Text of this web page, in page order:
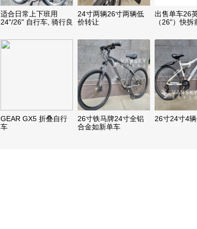
适合日常上下班用
24"/26" 自行车, 骑行良
24寸两辆26寸两辆低
价转让
出售单车26
（26"）快拆
GEAR GX5 折叠自行
车
26寸铁马牌24寸全铝
合金如新单车
26寸24寸4